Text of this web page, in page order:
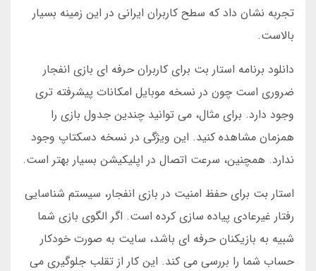
تجربه نشان داد که سطح کاربران ایرانی در این زمینه بسیار
بالاست.
دانلود برنامه استار بت برای کاربران حرفه ای بازی انفجار
ضروری است چون در نسخه موبایل امکانات پیشرفته تری
وجود دارد. برای مثال، می توانید چندین جدول بازی را
همزمان مشاهده کنید. این ویژگی در نسخه دسکتاپ وجود
ندارد. همچنین، سرعت اتصال در اپلیکیشن بسیار بهتر است.
استار بت برای حفظ امنیت در بازی انفجار، سیستم شناسایی
رفتار غیرعادی پیاده سازی کرده است. اگر الگوی بازی شما
شبیه به بازیکنان حرفه ای باشد، سایت به صورت خودکار
حساب شما را بررسی می کند. این کار از تقلب جلوگیری می